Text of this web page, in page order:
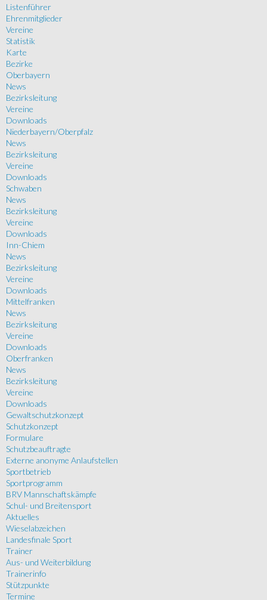
Listenführer
Ehrenmitglieder
Vereine
Statistik
Karte
Bezirke
Oberbayern
News
Bezirksleitung
Vereine
Downloads
Niederbayern/Oberpfalz
News
Bezirksleitung
Vereine
Downloads
Schwaben
News
Bezirksleitung
Vereine
Downloads
Inn-Chiem
News
Bezirksleitung
Vereine
Downloads
Mittelfranken
News
Bezirksleitung
Vereine
Downloads
Oberfranken
News
Bezirksleitung
Vereine
Downloads
Gewaltschutzkonzept
Schutzkonzept
Formulare
Schutzbeauftragte
Externe anonyme Anlaufstellen
Sportbetrieb
Sportprogramm
BRV Mannschaftskämpfe
Schul- und Breitensport
Aktuelles
Wieselabzeichen
Landesfinale Sport
Trainer
Aus- und Weiterbildung
Trainerinfo
Stützpunkte
Termine